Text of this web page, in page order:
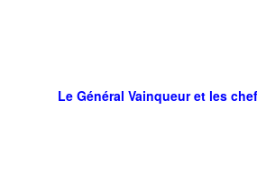
Le Général Vainqueur et les